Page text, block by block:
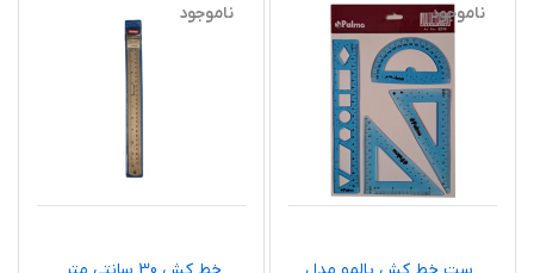
ناموجود ناموجود